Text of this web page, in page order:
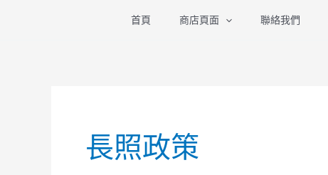
首頁 商店頁面 聯絡我們
長照政策